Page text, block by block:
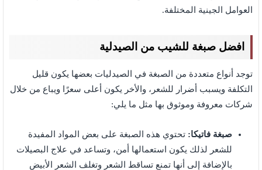
العوامل الجينية المختلفة.
افضل صبغة للشيب من الصيدلية
توجد أنواع متعددة من الصبغة في الصيدليات بعضها يكون قليل
التكلفة ويسبب أضرار للشعر، والأخر يكون أعلى سعرًا ويباع من خلال
شركات معروفة وموثوق بها مثل ما يلي:
صبغة فاتيكا: تحتوي هذه الصبغة على بعض المواد المفيدة
للشعر لذلك يكون استعمالها أمن، وتساعد في علاج البصيلات
بالإضافة إلى أنها تمنع تساقط الشعر وتغلف الشعر الأبيض